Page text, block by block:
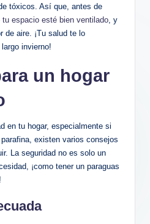
tóxicos. Así ‌que, antes de
tu espacio esté bien ventilado, y
de aire.​ ¡Tu salud te lo
invierno!
un hogar
en tu⁣ hogar, ​especialmente si
existen varios consejos
La seguridad no es solo un
¡como tener un ⁤paraguas